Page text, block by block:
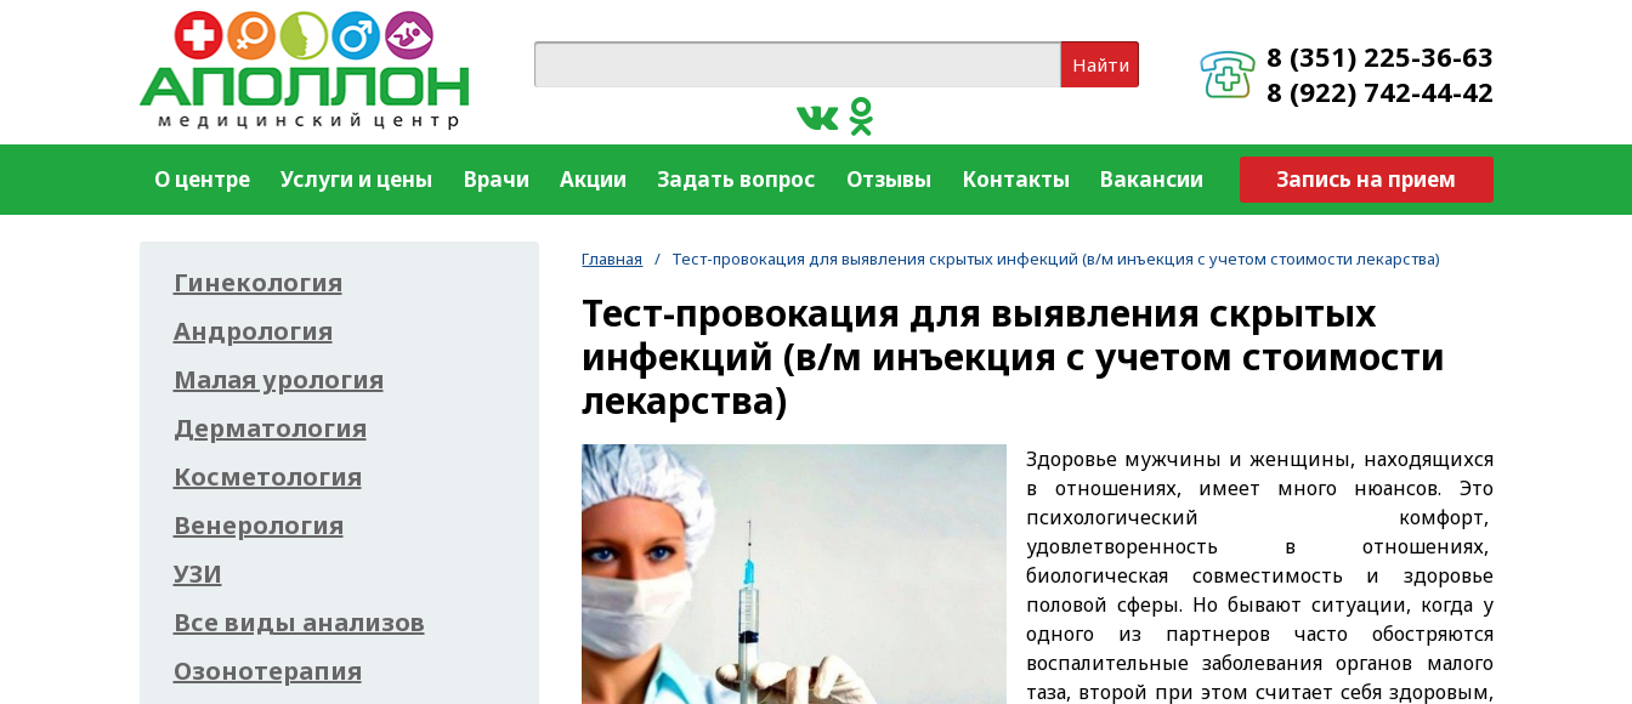
8 (351) 225-36-63
8 (922) 742-44-42
Найти
Запись на прием
О центре Услуги и цены Врачи Акции Задать вопрос Отзывы Контакты Вакансии
Главная / Тест-провокация для выявления скрытых инфекций (в/м инъекция с учетом стоимости лекарства)
Тест-провокация для выявления скрытых
инфекций (в/м инъекция с учетом стоимости
лекарства)
Здоровье мужчины и женщины, находящихся
в отношениях, имеет много нюансов. Это
психологический комфорт,
удовлетворенность в отношениях,
биологическая совместимость и здоровье
половой сферы. Но бывают ситуации, когда у
одного из партнеров часто обостряются
воспалительные заболевания органов малого
таза, второй при этом считает себя здоровым,
Гинекология
Андрология
Малая урология
Дерматология
Косметология
Венерология
УЗИ
Все виды анализов
Озонотерапия